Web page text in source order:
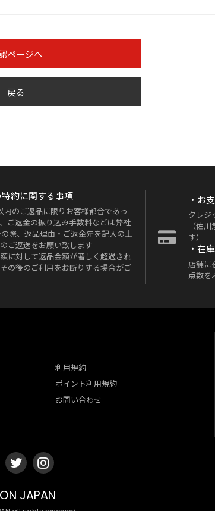
ページへ
戻る
約に関する事項
内のご返品に限りお客様都合であっ
ご返金の振り込み手数料などは弊社
際、返品理由・ご返金先を記入の上
ご返送をお願い致します
に対して返品金額が著しく超過され
の後のご利用をお断りする場合がご
・お
クレ
（佐
す）
・在
店舗に
点数を
利用規約
ポイント利用規約
お問い合わせ
JAPAN